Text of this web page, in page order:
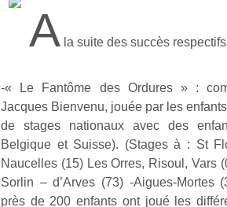
A la suite des succès
-« Le Fantôme des Ordures » :
Jacques Bienvenu, jouée par les
de stages nationaux avec des
Belgique et Suisse). (Stages à : St
Naucelles (15) Les Orres, Risoul, Vars
Sorlin – d’Arves (73) -Aigues-Mortes
près de 200 enfants ont joué les